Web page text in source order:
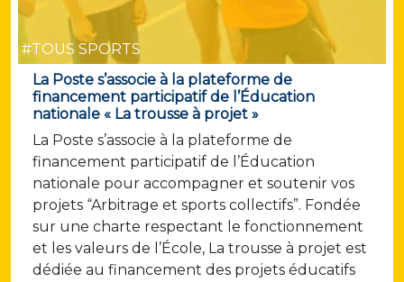
#TOUS SPORTS
La Poste s’associe à la plateforme de
financement participatif de l’Éducation
nationale « La trousse à projet »
La Poste s’associe à la plateforme de
financement participatif de l’Éducation
nationale pour accompagner et soutenir vos
projets “Arbitrage et sports collectifs”. Fondée
sur une charte respectant le fonctionnement
et les valeurs de l’École, La trousse à projet est
dédiée au financement des projets éducatifs